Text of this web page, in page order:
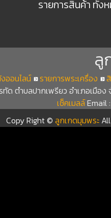
รายการสินค้า ทั้ง
ลู
ออนไลน์ รายการพระเครื่อง
ทัด ตำบลปากเพรียว อำเภอเมือ
เช็คเมลล์Email
Copy Right ©ลูกเกดมุมพระ